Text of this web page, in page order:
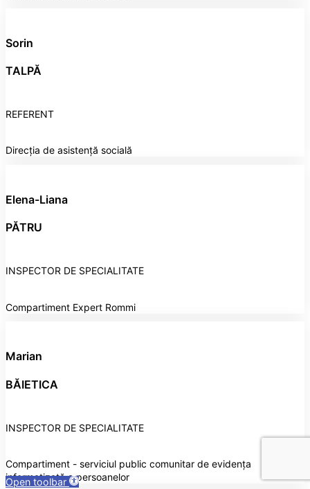
Sorin
TALPĂ
REFERENT
Direcția de asistență socială
Elena-Liana
PĂTRU
INSPECTOR DE SPECIALITATE
Compartiment Expert Rommi
Marian
BĂIETICA
INSPECTOR DE SPECIALITATE
Compartiment - serviciul public comunitar de evidența
informatizată a persoanelor
Open toolbar